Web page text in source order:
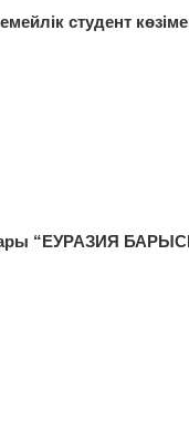
студент
“ЕУРАЗИЯ